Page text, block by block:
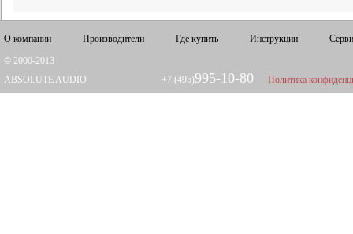
О компании Производители Где купить Инструкции
© 2000-2013
ABSOLUTE AUDIO
+7 (495)995-10-80 Политика